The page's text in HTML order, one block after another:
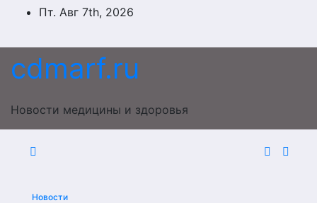
ПерейтиПт. Авг 7th, 2026
cdmarf.ru
Новости медицины и здоровья
Новости